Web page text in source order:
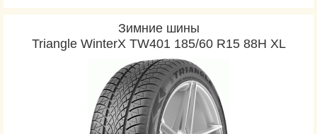
Зимние шины
Triangle WinterX TW401 185/60 R15 88H XL